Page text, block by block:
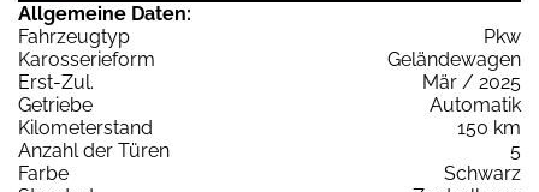
Allgemeine Daten:
Fahrzeugtyp
Pkw
Karosserieform
Geländewagen
Erst-Zul.
Mär / 2025
Getriebe
Automatik
Kilometerstand
150 km
Anzahl der Türen
5
Farbe
Schwarz